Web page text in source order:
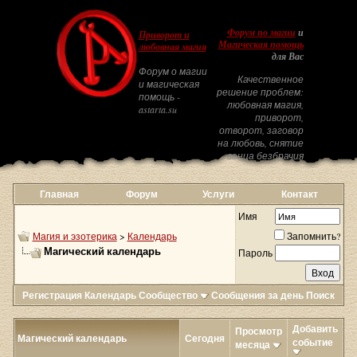
Приворот и
любовная магия
Форум о магии
и магическая
помощь -
astarta.su
Форум по магиии
Магическая помощь
для Вас
Качественное
решение проблем:
любовная магия,
приворот,
отворот, заговор
на любовь, снятие
венца безбрачия
Главная Форум Услуги Контакт
Магия и эзотерика > Календарь
Магический календарь
Имя
Запомнить?
Пароль
Регистрация КалендарьСообщество Сообщения за день Поиск
Магический календарь Сегодня
Просмотр
месяца
Добавить
событие